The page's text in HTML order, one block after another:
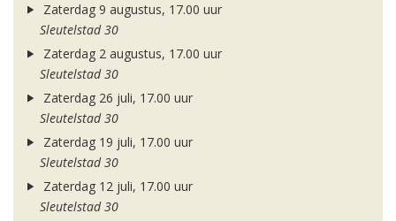
Zaterdag 9 augustus, 17.00 uur
Sleutelstad 30
Zaterdag 2 augustus, 17.00 uur
Sleutelstad 30
Zaterdag 26 juli, 17.00 uur
Sleutelstad 30
Zaterdag 19 juli, 17.00 uur
Sleutelstad 30
Zaterdag 12 juli, 17.00 uur
Sleutelstad 30